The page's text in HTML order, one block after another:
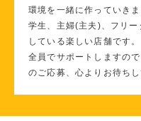
環境を一緒に作っていきま
学生、主婦(主夫)、フリ
している楽しい店舗です。
全員でサポートしますの
のご応募、心よりお待ちし